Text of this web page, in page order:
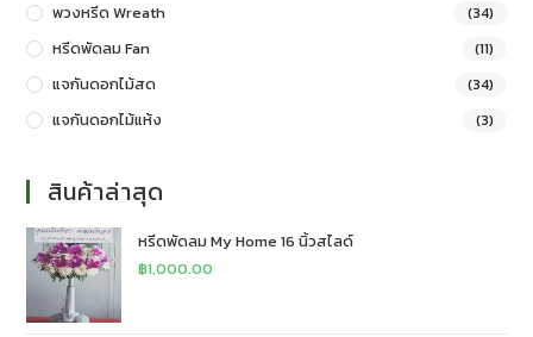
พวงหรีด Wreath (34)
หรีดพัดลม Fan (11)
แจกันดอกไม้สด (34)
แจกันดอกไม้แห้ง (3)
สินค้าล่าสุด
หรีดพัดลม My Home 16 นิ้วสไลด์
฿1,000.00